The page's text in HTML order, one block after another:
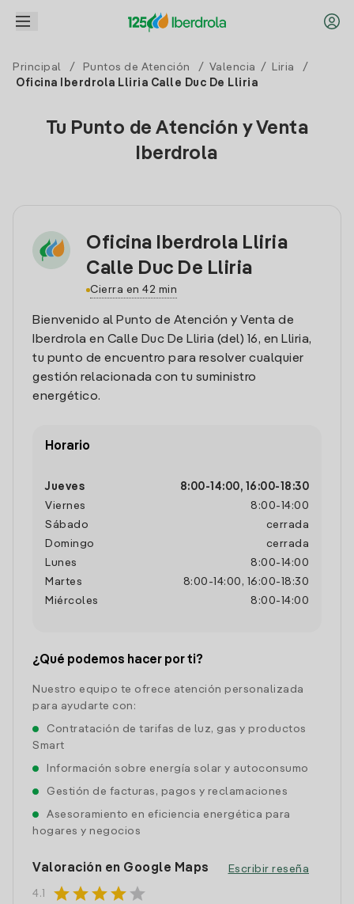
Principal / Puntos de Atención / Valencia / Liria
/
Oficina Iberdrola Lliria Calle Duc De Lliria
Tu Punto de Atención y Venta
Iberdrola
Oficina Iberdrola Lliria
Calle Duc De Lliria
Cierra en 42 min
Bienvenido al Punto de Atención y Venta de
Iberdrola en Calle Duc De Lliria (del) 16, en Lliria,
tu punto de encuentro para resolver cualquier
gestión relacionada con tu suministro
energético.
Horario
Jueves 8:00- 14:00, 16:00- 18:30
Viernes
8:00- 14:00
Sábado
cerrada
Domingo
cerrada
Lunes
8:00- 14:00
Martes
8:00 - 14:00 , 16:00- 18:30
Miércoles
8:00- 14:00
¿Qué podemos hacer por ti?
Nuestro equipo te ofrece atención personalizada
para ayudarte con:
Contratación de tarifas de luz, gas y productos
Smart
Información sobre energía solar y autoconsumo
Gestión de facturas, pagos y reclamaciones
Asesoramiento en eficiencia energética para
hogares y negocios
Valoración en Google Maps
4.1 starstarstarstar star
Escribir reseña